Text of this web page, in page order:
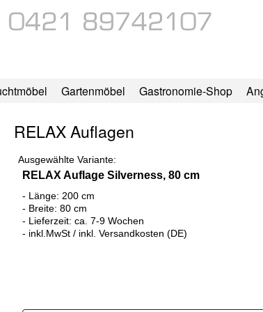
Gartenmöbel Gastronomie-Shop
RELAX Auflagen
Ausgewählte Variante:
RELAX Auflage Silverness, 80 cm
- Länge: 200 cm
- Breite: 80 cm
- Lieferzeit: ca. 7-9 Wochen
- inkl.MwSt / inkl. Versandkosten (DE)